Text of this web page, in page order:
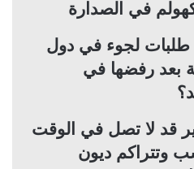
في الصدارة
طلبات لجوء في دول
بعد رفضها في
قد لا تصل في الوقت
وتتراكم ديون